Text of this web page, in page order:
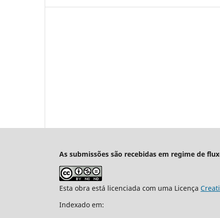
As submissões são recebidas em regime de
Esta obra está licenciada com uma Licença
Indexado em: